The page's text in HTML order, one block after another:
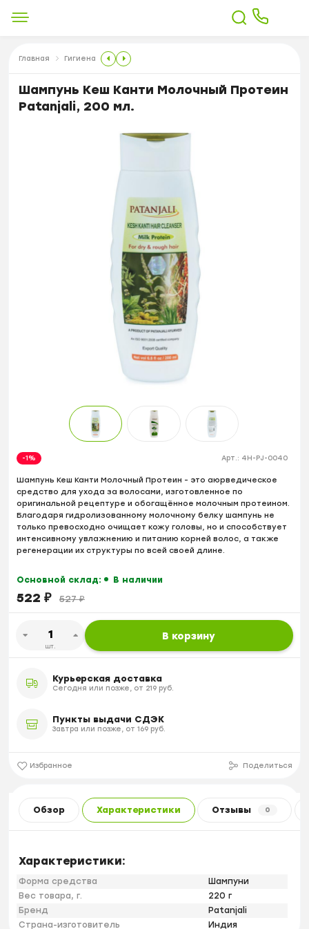
Главная Гигиена
Шампунь Кеш Канти Молочный Протеин
Patanjali, 200 мл.
-1% Арт.: 4H-PJ-0040
Шампунь Кеш Канти Молочный Протеин - это аюрведическое
средство для ухода за волосами, изготовленное по
оригинальной рецептуре и обогащённое молочным протеином.
Благодаря гидролизованному молочному белку шампунь не
только превосходно очищает кожу головы, но и способствует
интенсивному увлажнению и питанию корней волос, а также
регенерации их структуры по всей своей длине.
Основной склад: В наличии
522 ₽ 527₽
шт.
В корзину
Курьерская доставка
Сегодня или позже, от 219 руб.
Пункты выдачи СДЭК
Завтра или позже, от 169 руб.
Избранное Поделиться
Обзор Характеристики Отзывы 0
Характеристики:
Форма средства
Шампуни
Вес товара, г.
220 г
Бренд
Patanjali
Страна-изготовитель
Индия